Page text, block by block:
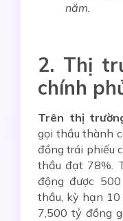
năm.
2. Thị
chính
Trên thị
gọi thầu thành
đồng trái phiếu
thầu đạt 78%.
động được
thầu, kỳ hạn
7,500 tỷ đồng